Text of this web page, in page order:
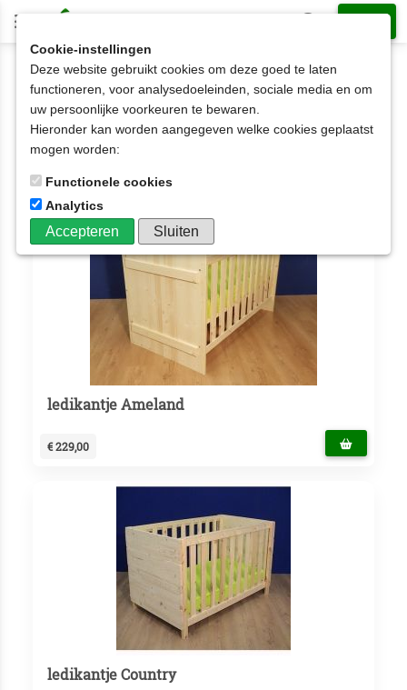
Baby- en Peuterkamers Kinderledikantjes
Kinderledikantjes
Aantal artikelen: 5
ledikantje Ameland
€ 229,00
ledikantje Country
Cookie-instellingen
Deze website gebruikt cookies om deze goed te laten
functioneren, voor analysedoeleinden, sociale media en om
uw persoonlijke voorkeuren te bewaren.
Hieronder kan worden aangegeven welke cookies geplaatst
mogen worden:
Functionele cookies
Analytics
Accepteren Sluiten